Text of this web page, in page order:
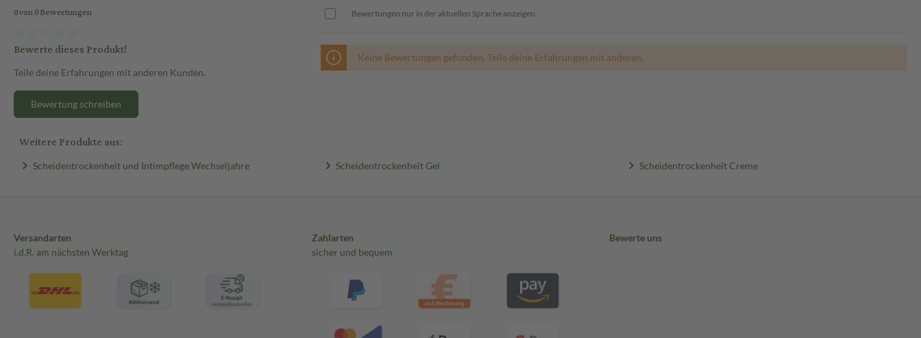
Jetzt bequem online auf sanicare.de bestellen!
0 von 0 Bewertungen
Bewerte dieses Produkt!
Teile deine Erfahrungen mit anderen Kunden.
Bewertung schreiben
Bewertungen nur in der aktuellen Sprache anzeigen.
Keine Bewertungen gefunden. Teile deine Erfahrungen mit anderen.
Weitere Produkte aus:
Scheidentrockenheit und Intimpflege Wechseljahre Scheidentrockenheit Gel Scheidentrockenheit Creme
Versandarten
i.d.R. am nächsten Werktag
Zahlarten
sicher und bequem
Bewerte uns